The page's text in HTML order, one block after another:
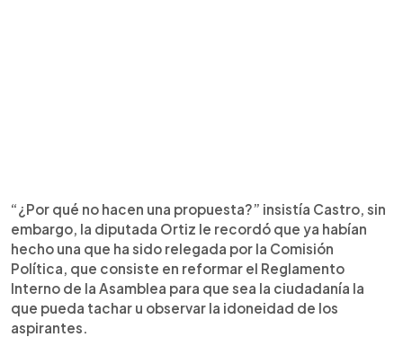
“¿Por qué no hacen una propuesta?” insistía Castro, sin
embargo, la diputada Ortiz le recordó que ya habían
hecho una que ha sido relegada por la Comisión
Política, que consiste en reformar el Reglamento
Interno de la Asamblea para que sea la ciudadanía la
que pueda tachar u observar la idoneidad de los
aspirantes.